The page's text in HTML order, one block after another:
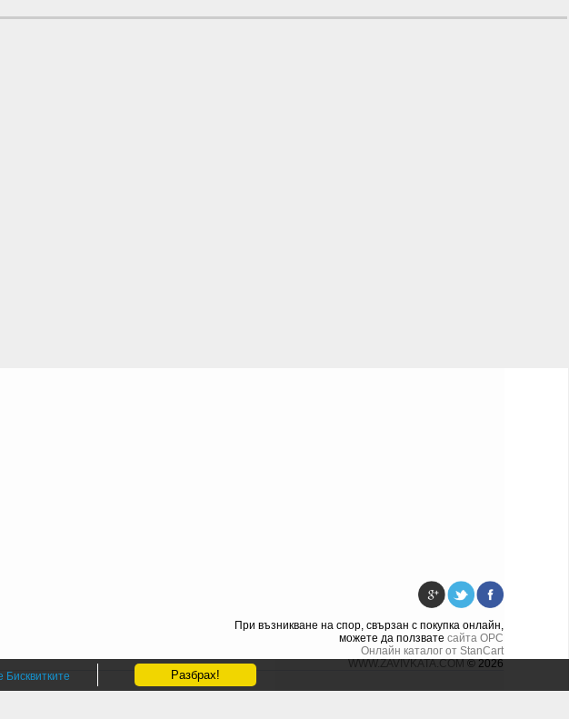
При възникване на спор, свързан с покупка онлайн,
можете да ползвате сайта ОРС
Онлайн каталог от StanCart
WWW.ZAVIVKATA.COM
© 2026
Бисквитките Разбрах!